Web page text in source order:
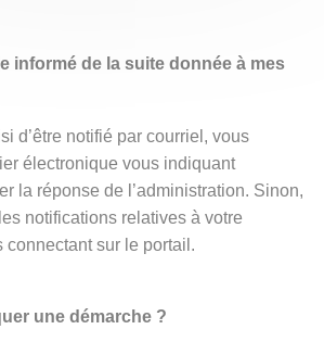
informé de la suite donnée à mes
d’être notifié par courriel, vous
électronique vous indiquant
la réponse de l’administration. Sinon,
notifications relatives à votre
connectant sur le portail.
une démarche ?